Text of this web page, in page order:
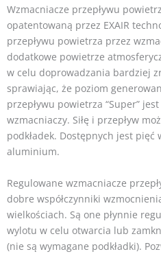
Wzmacniacze przepływu
opatentowaną przez EXAIR
przepływu powietrza przez
dodatkowe powietrze
w celu doprowadzania bardziej
sprawiając, że poziom
przepływu powietrza “Super”
wzmacniaczy. Siłę i przepływ
podkładek. Dostępnych jest pięć
aluminium.
Regulowane wzmacniacze
dobre współczynniki
wielkościach. Są one płynnie
wylotu w celu otwarcia lub
(nie są wymagane podkładki).